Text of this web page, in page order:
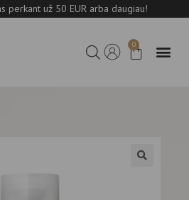
perkant už 50 EUR arba daugiau!
0